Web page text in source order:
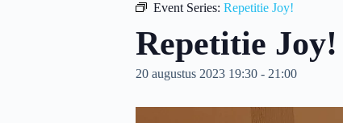
Event Series: Repetitie Joy!
Repetitie Joy!
20 augustus 2023 19:30 - 21:00